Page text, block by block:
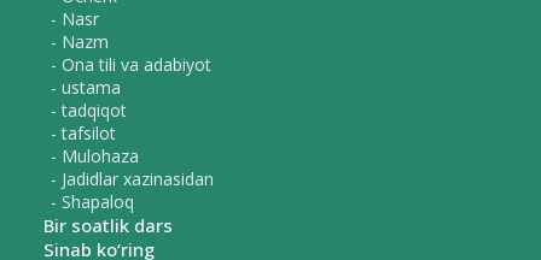
- Nasr
- Nazm
- Ona tili va adabiyot
- ustama
- tadqiqot
- tafsilot
- Mulohaza
- Jadidlar xazinasidan
- Shapaloq
Bir soatlik dars
Sinab ko‘ring